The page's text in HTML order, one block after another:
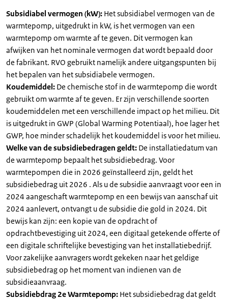
Subsidiabel vermogen (kW): Het subsidiabel vermogen van de
warmtepomp, uitgedrukt in kW, is het vermogen van een
warmtepomp om warmte af te geven. Dit vermogen kan
afwijken van het nominale vermogen dat wordt bepaald door
de fabrikant. RVO gebruikt namelijk andere uitgangspunten bij
het bepalen van het subsidiabele vermogen.
Koudemiddel: De chemische stof in de warmtepomp die wordt
gebruikt om warmte af te geven. Er zijn verschillende soorten
koudemiddelen met een verschillende impact op het milieu. Dit
is uitgedrukt in GWP (Global Warming Potentiaal), hoe lager het
GWP, hoe minder schadelijk het koudemiddel is voor het milieu.
Welke van de subsidiebedragen geldt: De installatiedatum van
de warmtepomp bepaalt het subsidiebedrag. Voor
warmtepompen die in 2026 geïnstalleerd zijn, geldt het
subsidiebedrag uit 2026 . Als u de subsidie aanvraagt voor een in
2024 aangeschaft warmtepomp en een bewijs van aanschaf uit
2024 aanlevert, ontvangt u de subsidie die gold in 2024. Dit
bewijs kan zijn: een kopie van de opdracht of
opdrachtbevestiging uit 2024, een digitaal getekende offerte of
een digitale schriftelijke bevestiging van het installatiebedrijf.
Voor zakelijke aanvragers wordt gekeken naar het geldige
subsidiebedrag op het moment van indienen van de
subsidieaanvraag.
Subsidiebdrag 2e Warmtepomp: Het subsidiebedrag dat geldt